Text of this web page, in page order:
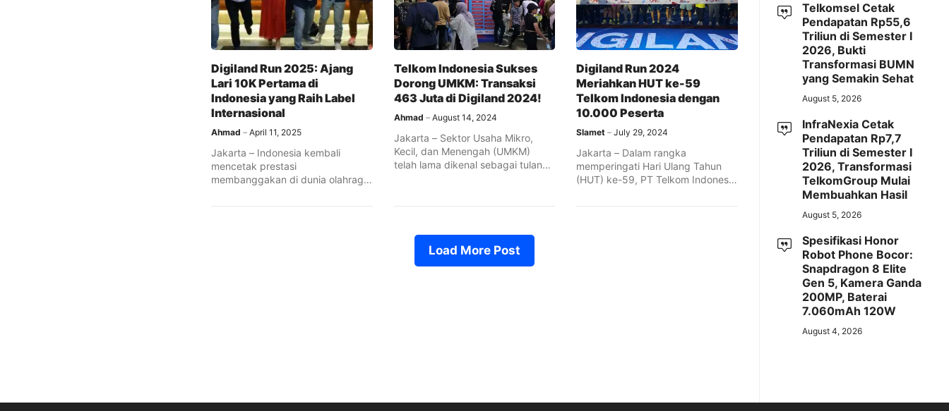
Digiland Run 2025: Ajang
Lari 10K Pertama di
Indonesia yang Raih Label
Internasional
Ahmad April 11, 2025
Jakarta – Indonesia kembali
mencetak prestasi
membanggakan di dunia olahraga
Telkom Indonesia Sukses
Dorong UMKM: Transaksi
463 Juta di Digiland 2024!
Ahmad August 14, 2024
Jakarta – Sektor Usaha Mikro,
Kecil, dan Menengah (UMKM)
telah lama dikenal sebagai tulang
Digiland Run 2024
Meriahkan HUT ke-59
Telkom Indonesia dengan
10.000 Peserta
Slamet July 29, 2024
Jakarta – Dalam rangka
memperingati Hari Ulang Tahun
(HUT) ke-59, PT Telkom Indonesia
Load More Post
Telkomsel Cetak
Pendapatan Rp55,6
Triliun di Semester I
2026, Bukti
Transformasi BUMN
yang Semakin Sehat
August 5, 2026
InfraNexia Cetak
Pendapatan Rp7,7
Triliun di Semester I
2026, Transformasi
TelkomGroup Mulai
Membuahkan Hasil
August 5, 2026
Spesifikasi Honor
Robot Phone Bocor:
Snapdragon 8 Elite
Gen 5, Kamera Ganda
200MP, Baterai
7.060mAh 120W
August 4, 2026